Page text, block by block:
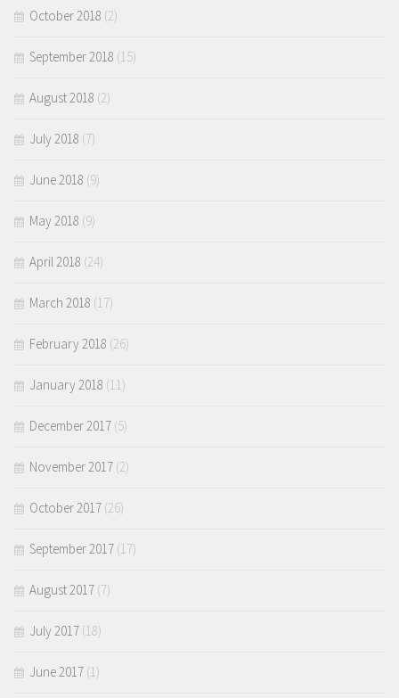
October 2018 (2)
September 2018 (15)
August 2018 (2)
July 2018 (7)
June 2018 (9)
May 2018 (9)
April 2018 (24)
March 2018 (17)
February 2018 (26)
January 2018 (11)
December 2017 (5)
November 2017 (2)
October 2017 (26)
September 2017 (17)
August 2017 (7)
July 2017 (18)
June 2017 (1)